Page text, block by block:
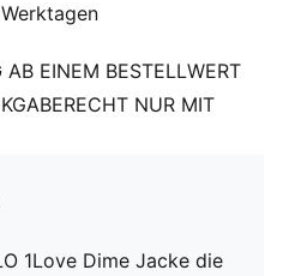
AB EINEM BESTELLWERT
NUR MIT
1Love Dime Jacke die